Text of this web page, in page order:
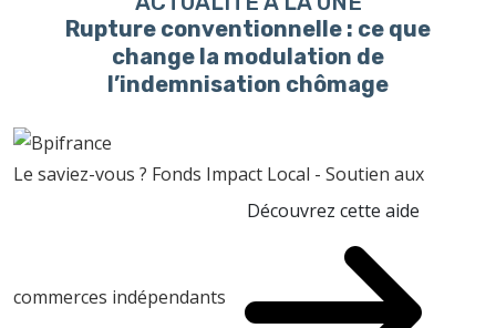
Rupture conventionnelle : ce que
change la modulation de
l’indemnisation chômage
Le saviez-vous ? Fonds Impact Local - Soutien aux
commerces indépendants
Découvrez cette aide